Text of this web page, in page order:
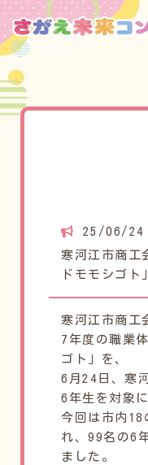
25/06/24
寒河江市商工
ドモモシゴト
寒河江市商工
7年度の職業
ゴト」を、
6月24日、寒
6年生を対象
今回は市内18
れ、99名の6
ました。